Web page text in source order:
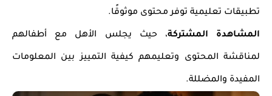
تطبيقات تعليمية توفر محتوى موثوقًا.
المشاهدة المشتركة، حيث يجلس الأهل مع أطفالهم
لمناقشة المحتوى وتعليمهم كيفية التمييز بين المعلومات
المفيدة والمضللة.